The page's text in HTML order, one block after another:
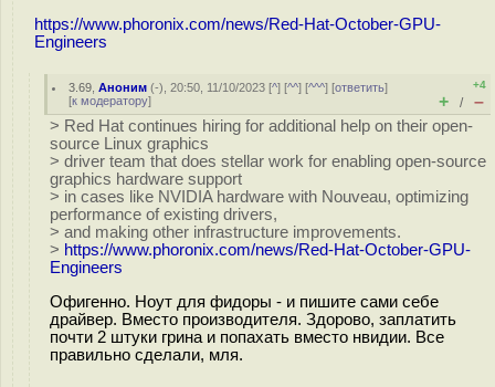
https://www.phoronix.com/news/Red-Hat-October-GPU-
Engineers
3.69 ,Аноним (-), 20:50, 11/10/2023 [^] [^^] [^^^] [ответить]
[к модератору]
+4
+ / –
> Red Hat continues hiring for additional help on their open-
source Linux graphics
> driver team that does stellar work for enabling open-source
graphics hardware support
> in cases like NVIDIA hardware with Nouveau, optimizing
performance of existing drivers,
> and making other infrastructure improvements.
> https://www.phoronix.com/news/Red-Hat-October-GPU-
Engineers
Офигенно. Ноут для фидоры - и пишите сами себе
драйвер. Вместо производителя. Здорово, заплатить
почти 2 штуки грина и попахать вместо нвидии. Все
правильно сделали, мля.